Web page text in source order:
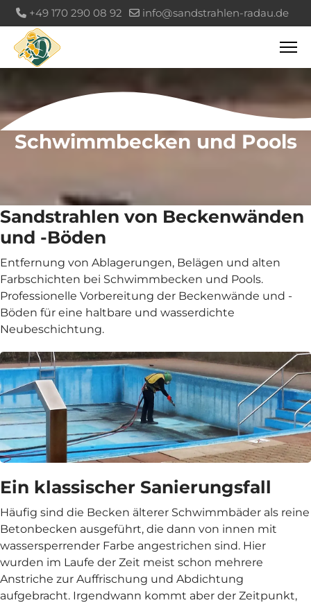
+49 170 290 08 92 info@sandstrahlen-radau.de
Schwimmbecken und Pools
Sandstrahlen von Beckenwänden
und -Böden
Entfernung von Ablagerungen, Belägen und alten
Farbschichten bei Schwimmbecken und Pools.
Professionelle Vorbereitung der Beckenwände und -
Böden für eine haltbare und wasserdichte
Neubeschichtung.
Ein klassischer Sanierungsfall
Häufig sind die Becken älterer Schwimmbäder als reine
Betonbecken ausgeführt, die dann von innen mit
wassersperrender Farbe angestrichen sind. Hier
wurden im Laufe der Zeit meist schon mehrere
Anstriche zur Auffrischung und Abdichtung
aufgebracht. Irgendwann kommt aber der Zeitpunkt,